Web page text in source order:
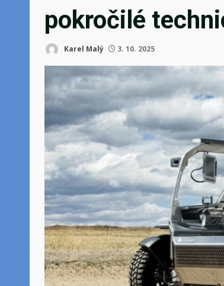
pokročilé
Karel Malý 3. 10. 2025